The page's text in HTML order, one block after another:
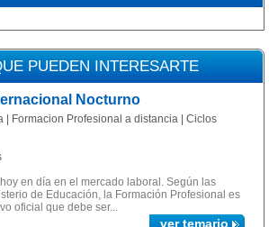
PUEDEN INTERESARTE
Nocturno
| Formacion Profesional a distancia | Ciclos
en día en el mercado laboral. Según las
de Educación, la Formación Profesional es
oficial que debe ser...
ver temario